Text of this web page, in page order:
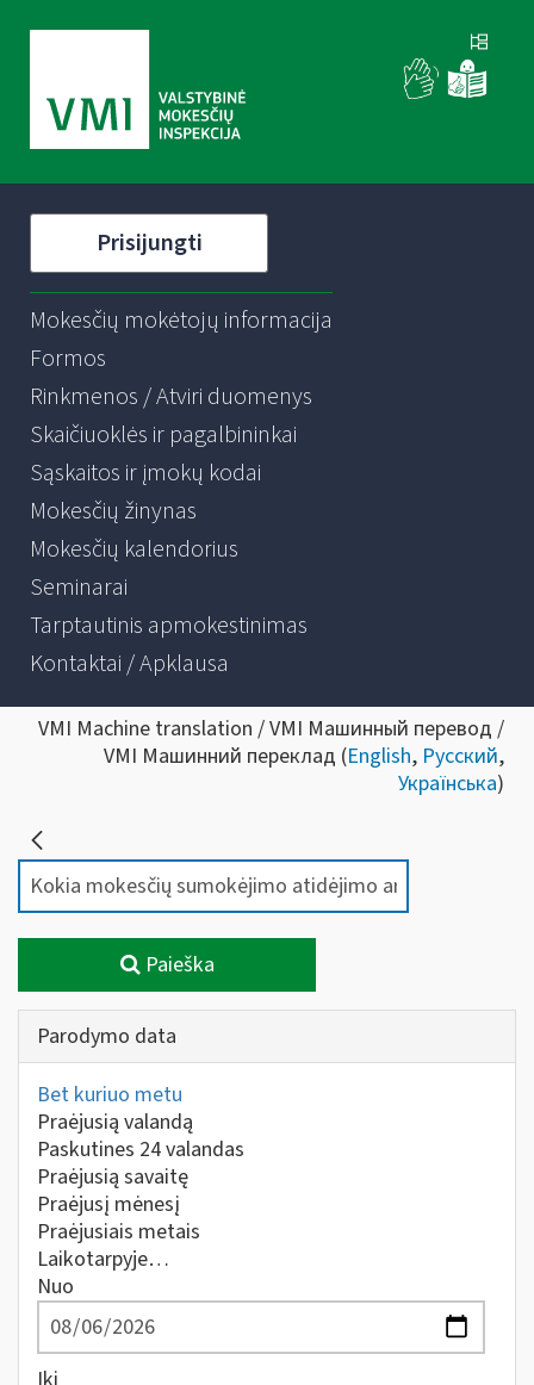
Prisijungti
Mokesčių mokėtojų informacija
Formos
Rinkmenos / Atviri duomenys
Skaičiuoklės ir pagalbininkai
Sąskaitos ir įmokų kodai
Mokesčių žinynas
Mokesčių kalendorius
Seminarai
Tarptautinis apmokestinimas
Kontaktai / Apklausa
VMI Machine translation / VMI Машинный перевод /
VMI Машинний переклад (English, Русский,
Українська)
Paieška
Parodymo data
Bet kuriuo metu
Praėjusią valandą
Paskutines 24 valandas
Praėjusią savaitę
Praėjusį mėnesį
Praėjusiais metais
Laikotarpyje…
Nuo